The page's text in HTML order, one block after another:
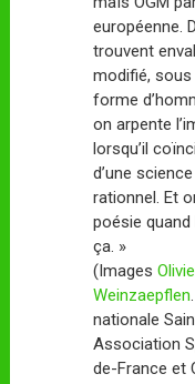
européenne.
trouvent
modifié,
forme
on arpente
lorsqu’il
d’une
rationnel. Et
poésie
ça. »
(Images
Weinzaepflen
nationale
Association
de-France et